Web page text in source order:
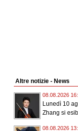
Altre notizie - News
08.08.2026
Lunedì 10
Zhang si
08.08.2026